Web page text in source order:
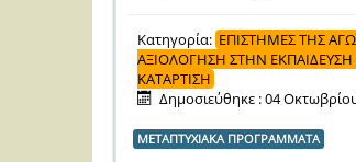
Κατηγορία: ΕΠΙΣΤΗΜΕΣ ΤΗΣ
ΑΞΙΟΛΟΓΗΣΗ ΣΤΗΝ ΕΚΠΑΙΔΕΥΣΗ
ΚΑΤΑΡΤΙΣΗ
Δημοσιεύθηκε : 04
ΜΕΤΑΠΤΥΧΙΑΚΑ ΠΡΟΓΡΑΜΜΑΤΑ